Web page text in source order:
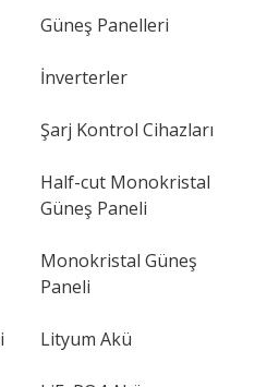
Güneş Panelleri
İnverterler
Şarj Kontrol Cihazları
Half-cut Monokristal
Güneş Paneli
Monokristal Güneş
Paneli
Lityum Akü